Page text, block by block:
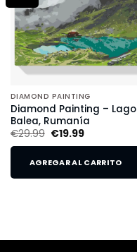
DIAMOND PAINTING
Diamond Painting – Lago
Balea, Rumanía
€29.99 €19.99
AGREGAR AL CARRITO